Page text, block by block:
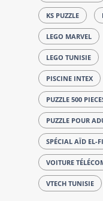
KS PUZZLE
LEGO MARVEL
LEGO TUNISIE
PISCINE INTEX
PUZZLE 500
PUZZLE POUR
SPÉCIAL AÏD EL-
VOITURE
VTECH TUNISIE